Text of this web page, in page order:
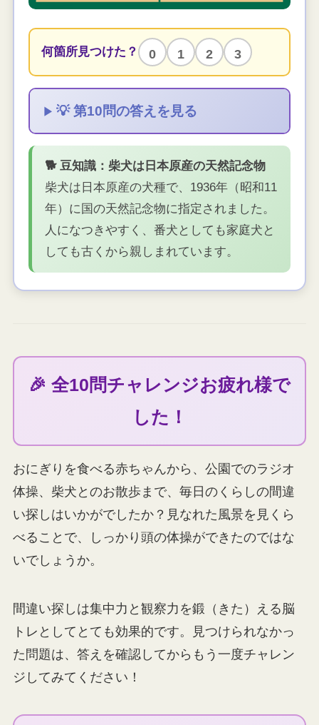
何箇所見つけた？ 0 1 2 3
💡 第10問の答えを見る
🐕 豆知識：柴犬は日本原産の天然記念物
柴犬は日本原産の犬種で、1936年（昭和11
年）に国の天然記念物に指定されました。
人になつきやすく、番犬としても家庭犬と
しても古くから親しまれています。
🎉 全10問チャレンジお疲れ様で
した！
おにぎりを食べる赤ちゃんから、公園でのラジオ
体操、柴犬とのお散歩まで、毎日のくらしの間違
い探しはいかがでしたか？見なれた風景を見くら
べることで、しっかり頭の体操ができたのではな
いでしょうか。
間違い探しは集中力と観察力を鍛（きた）える脳
トレとしてとても効果的です。見つけられなかっ
た問題は、答えを確認してからもう一度チャレン
ジしてみてください！